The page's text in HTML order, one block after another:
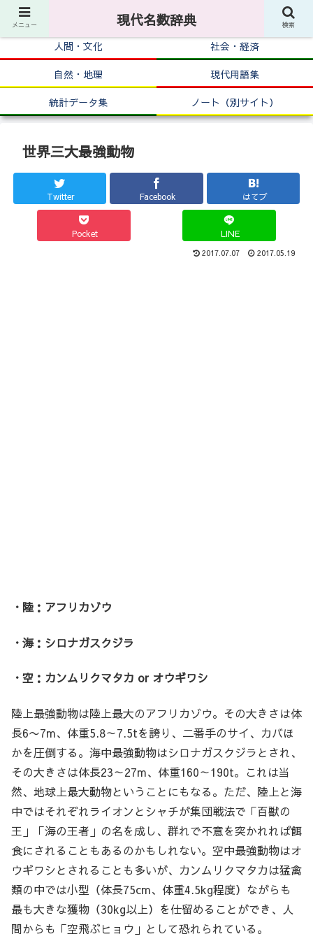
人間・文化
社会・経済
自然・地理
現代用語集
統計データ集
ノート（別サイト）
世界三大最強動物
Twitter Facebook はてブ
Pocket LINE
2017.07.07 2017.05.19
・陸：アフリカゾウ
・海：シロナガスクジラ
・空：カンムリクマタカ or オウギワシ
陸上最強動物は陸上最大のアフリカゾウ。その大きさは体
長6〜7m、体重5.8～7.5tを誇り、二番手のサイ、カバほ
かを圧倒する。海中最強動物はシロナガスクジラとされ、
その大きさは体長23～27m、体重160～190t。これは当
然、地球上最大動物ということにもなる。ただ、陸上と海
中ではそれぞれライオンとシャチが集団戦法で「百獣の
王」「海の王者」の名を成し、群れで不意を突かれれば餌
食にされることもあるのかもしれない。空中最強動物はオ
ウギワシとされることも多いが、カンムリクマタカは猛禽
類の中では小型（体長75cm、体重4.5kg程度）ながらも
最も大きな獲物（30kg以上）を仕留めることができ、人
間からも「空飛ぶヒョウ」として恐れられている。
メニュー 現代名数辞典 検索